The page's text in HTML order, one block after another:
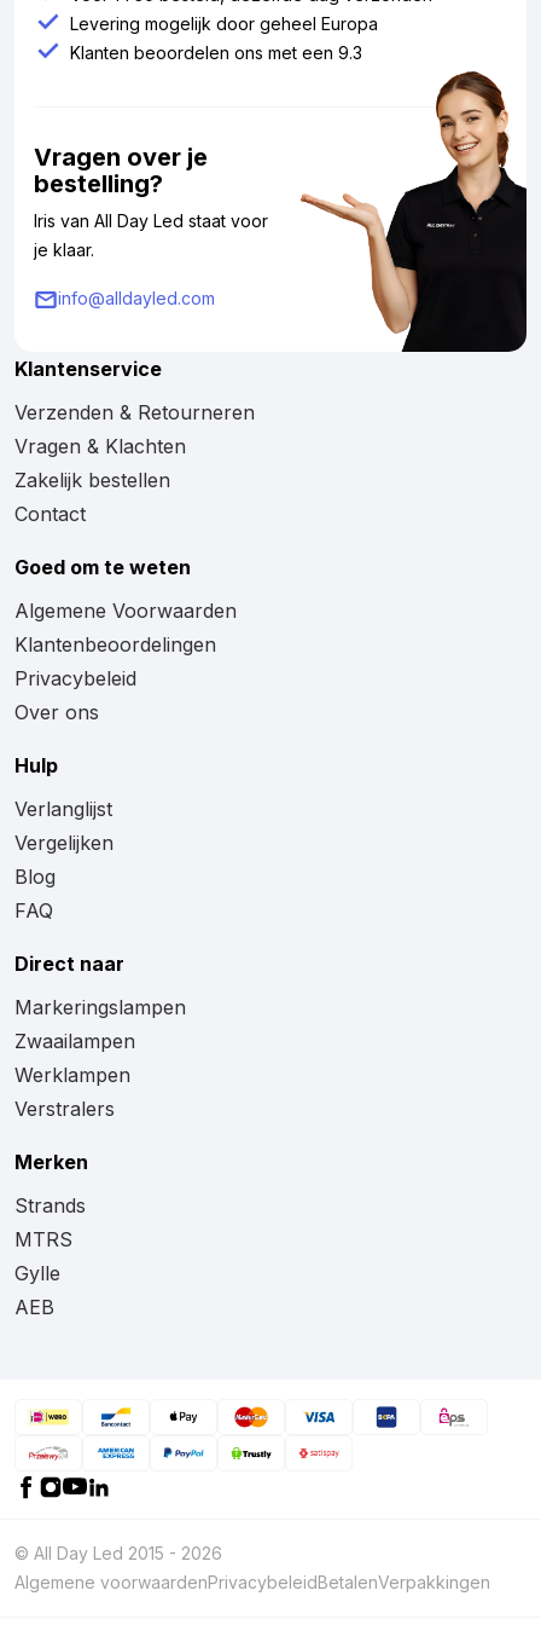
Levering mogelijk door geheel Europa
Klanten beoordelen ons met een 9.3
Vragen over je
bestelling?
Iris van All Day Led staat voor
je klaar.
info@alldayled.com
Klantenservice
Verzenden & Retourneren
Vragen & Klachten
Zakelijk bestellen
Contact
Goed om te weten
Algemene Voorwaarden
Klantenbeoordelingen
Privacybeleid
Over ons
Hulp
Verlanglijst
Vergelijken
Blog
FAQ
Direct naar
Markeringslampen
Zwaailampen
Werklampen
Verstralers
Merken
Strands
MTRS
Gylle
AEB
© All Day Led 2015 - 2026
Algemene voorwaardenPrivacybeleidBetalenVerpakkingen